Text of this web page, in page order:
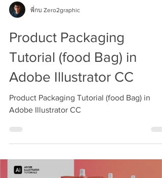
พี่กบ Zero2graphic
Product Packaging
Tutorial (food Bag) in
Adobe Illustrator CC
Product Packaging Tutorial (food Bag) in
Adobe Illustrator CC